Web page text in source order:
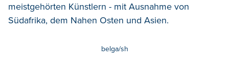
meistgehörten Künstlern - mit Ausnahme von
Südafrika, dem Nahen Osten und Asien.
belga/sh